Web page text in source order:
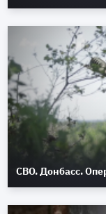
СВО. Донбасс.